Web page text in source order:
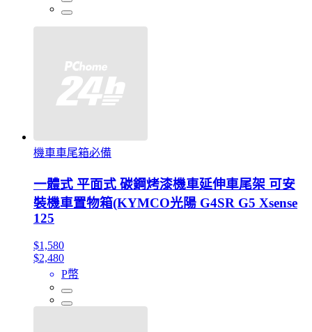
機車車尾箱必備
一體式 平面式 碳鋼烤漆機車延伸車尾架 可安
裝機車置物箱(KYMCO光陽 G4SR G5 Xsense
125
$1,580
$2,480
P幣